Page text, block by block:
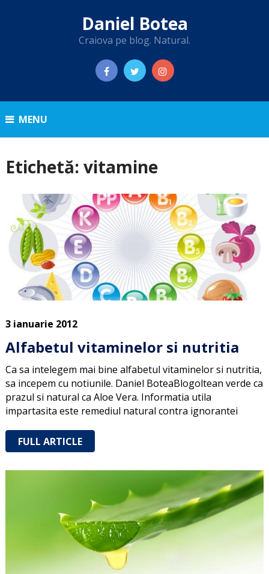
Daniel Botea
Craiova pe blog. Natural.
MENU
Etichetă: vitamine
3 ianuarie 2012
Alfabetul vitaminelor si nutritia
Ca sa intelegem mai bine alfabetul vitaminelor si nutritia,
sa incepem cu notiunile. Daniel BoteaBlogoltean verde ca
prazul si natural ca Aloe Vera. Informatia utila
impartasita este remediul natural contra ignorantei
FULL ARTICLE